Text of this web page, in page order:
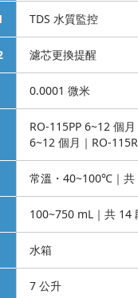
TDS 水質監控
濾芯更換提醒
0.0001 微米
RO-115PP 6~12 個
6~12 個月｜RO-
常溫・40~100℃｜共
100~750 mL｜共 14
水箱
7 公升